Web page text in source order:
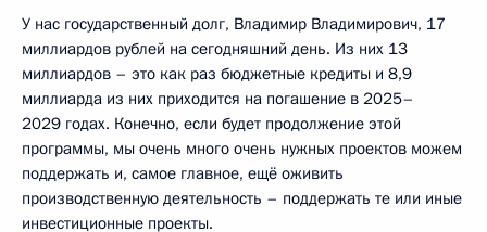
У нас государственный долг, Владимир Владимирович, 17
миллиардов рублей на сегодняшний день. Из них 13
миллиардов – это как раз бюджетные кредиты и 8,9
миллиарда из них приходится на погашение в 2025–
2029 годах. Конечно, если будет продолжение этой
программы, мы очень много очень нужных проектов можем
поддержать и, самое главное, ещё оживить
производственную деятельность – поддержать те или иные
инвестиционные проекты.